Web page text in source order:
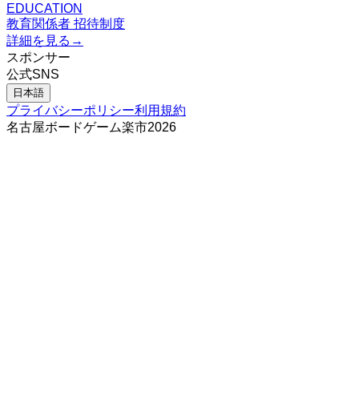
EDUCATION
教育関係者 招待制度
詳細を見る →
スポンサー
公式SNS
日本語
プライバシーポリシー利用規約
名古屋ボードゲーム楽市2026